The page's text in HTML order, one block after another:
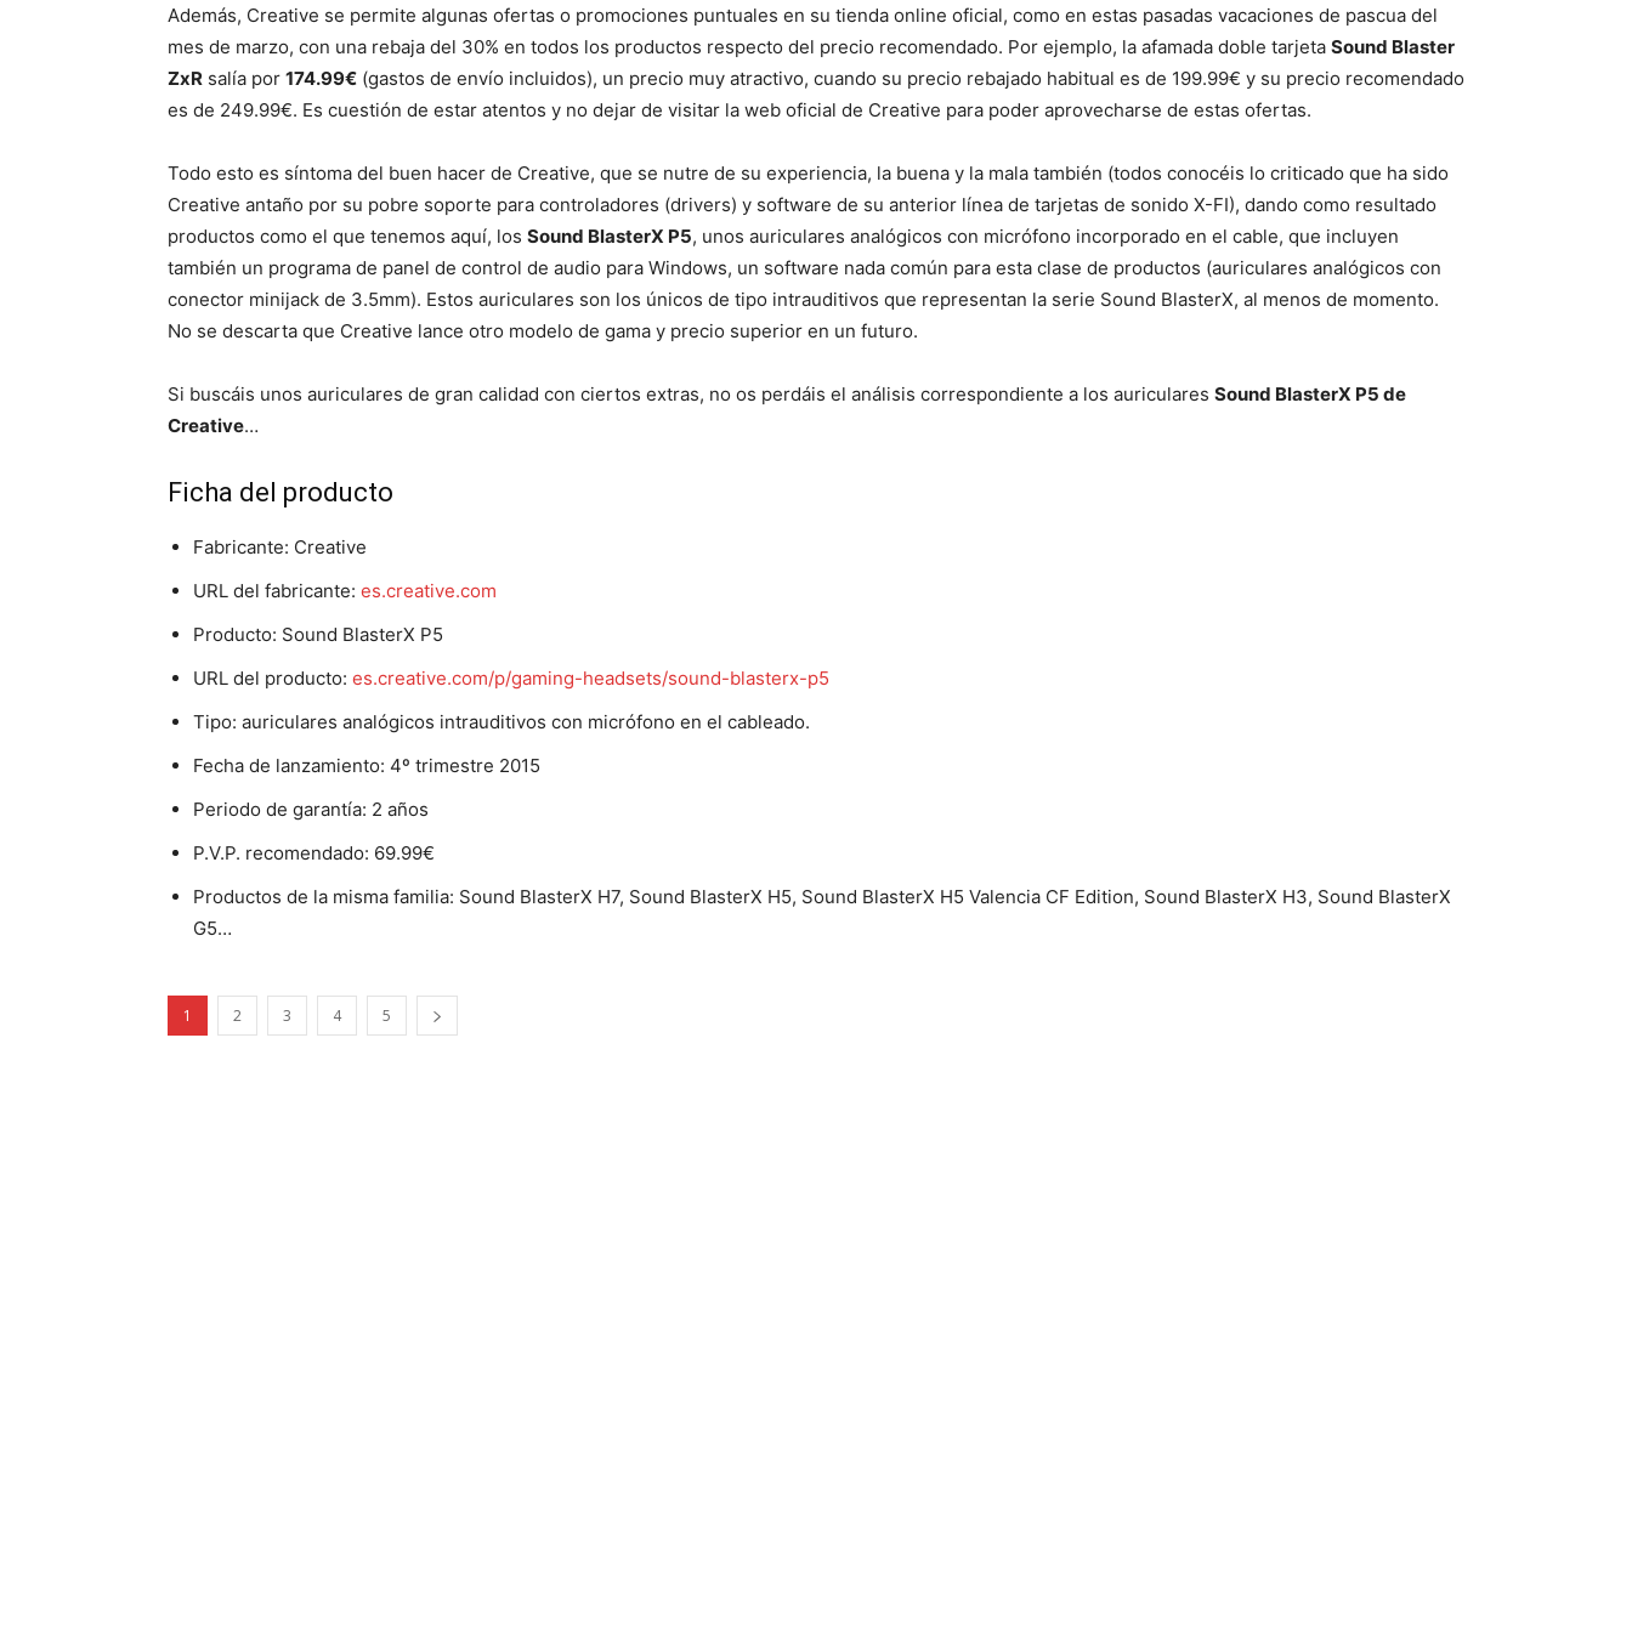
Además, Creative se permite algunas ofertas o promociones puntuales en su tienda online oficial, como en estas pasadas vacaciones de pascua del
mes de marzo, con una rebaja del 30% en todos los productos respecto del precio recomendado. Por ejemplo, la afamada doble tarjeta Sound Blaster
ZxR salía por 174.99€ (gastos de envío incluidos), un precio muy atractivo, cuando su precio rebajado habitual es de 199.99€ y su precio recomendado
es de 249.99€. Es cuestión de estar atentos y no dejar de visitar la web oficial de Creative para poder aprovecharse de estas ofertas.
Todo esto es síntoma del buen hacer de Creative, que se nutre de su experiencia, la buena y la mala también (todos conocéis lo criticado que ha sido
Creative antaño por su pobre soporte para controladores (drivers) y software de su anterior línea de tarjetas de sonido X-FI), dando como resultado
productos como el que tenemos aquí, los Sound BlasterX P5, unos auriculares analógicos con micrófono incorporado en el cable, que incluyen
también un programa de panel de control de audio para Windows, un software nada común para esta clase de productos (auriculares analógicos con
conector minijack de 3.5mm). Estos auriculares son los únicos de tipo intrauditivos que representan la serie Sound BlasterX, al menos de momento.
No se descarta que Creative lance otro modelo de gama y precio superior en un futuro.
Si buscáis unos auriculares de gran calidad con ciertos extras, no os perdáis el análisis correspondiente a los auriculares Sound BlasterX P5 de
Creative…
Ficha del producto
Fabricante: Creative
URL del fabricante: es.creative.com
Producto: Sound BlasterX P5
URL del producto: es.creative.com/p/gaming-headsets/sound-blasterx-p5
Tipo: auriculares analógicos intrauditivos con micrófono en el cableado.
Fecha de lanzamiento: 4º trimestre 2015
Periodo de garantía: 2 años
P.V.P. recomendado: 69.99€
Productos de la misma familia: Sound BlasterX H7, Sound BlasterX H5, Sound BlasterX H5 Valencia CF Edition, Sound BlasterX H3, Sound BlasterX
G5…
1 2 3 4 5